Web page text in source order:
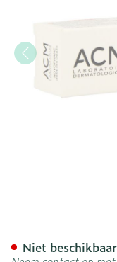
Niet beschikbaar